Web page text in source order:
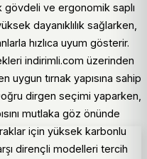
ve ergonomik saplı
dayanıklılık sağlarken,
hızlıca uyum gösterir.
indirimli.com üzerinden
uygun tırnak yapısına sahip
dirgen seçimi yaparken,
mutlaka göz önünde
için yüksek karbonlu
dirençli modelleri tercih